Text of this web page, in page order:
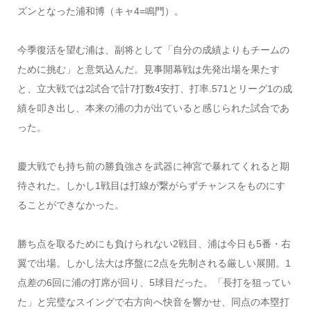
ズンとなった浦和博（キャ4=鳴門）。
今季復活を望む浦は、副将として「自分の成績よりもチームの
ために挑む」と意気込んだ。見事開幕戦は先発出場を果たす
と、立大戦では2試合で計7打数4安打、打率.571とリーグ1の成
績を叩き出し、本来の浦の力が出ていると感じられた試合であ
った。
慶大戦でも持ち前の勝負強さを武器に神宮で暴れてくれると期
待された。しかし1戦目は打線が繋がらずチャンスをものにす
ることができなかった。
勝ち点を取るためにも負けられない2戦目、浦は今日も5番・右
翼で出場。しかし法大は序盤に2点を先制される厳しい展開。1
点差の6回に浦の打席が回り、5球目だった。「長打を狙ってい
た」と完璧なスイングで右方向へ快音を響かせ、同点の本塁打